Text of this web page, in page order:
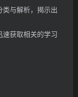
类与解析，揭示出
速获取相关的学习